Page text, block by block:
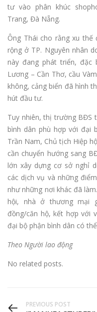
tư vào phân khúc
Trang, Đà Nẵng.
Ông Thái cho rằng xu
rộng ở TP. Nguyên nhân
này đang phát triển,
Lương – Cần Thơ, cầu
không, cảng biển đã hình
hút đầu tư.
Tuy nhiên, thị trường BĐS
bình dân phù hợp với đại
Trần Nam, Chủ tịch Hiệp
cần chuyển hướng sang
lớn xây dựng cơ sở nghỉ
các dịch vụ và những
như những nơi khác đã
hội, nhà ở thương mại
đồng/căn hộ, kết hợp với
đại bộ phận bình dân có
Theo Người lao động
No related posts.
PREVIOUS POST